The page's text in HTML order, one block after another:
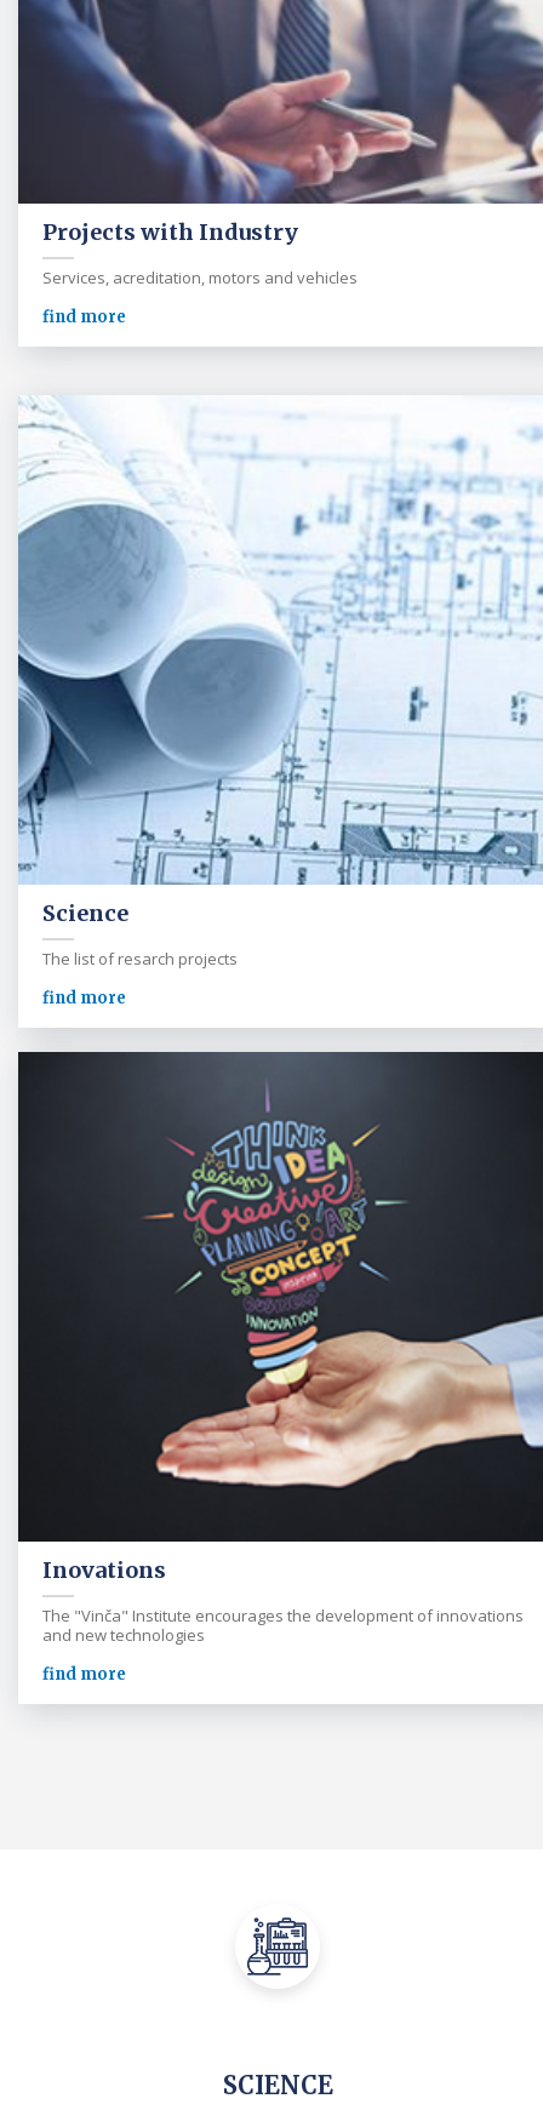
Projects with Industry
Services, acreditation, motors and vehicles
find more
Science
The list of resarch projects
find more
Inovations
The "Vinča" Institute encourages the development of innovations
and new technologies
find more
SCIENCE